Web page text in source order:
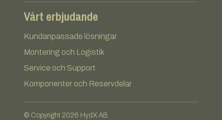
Vårt erbjudande
Kundanpassade lösningar
Montering och Logistik
Service och Support
Komponenter och Reservdelar
© Copyright 2026 HydX AB